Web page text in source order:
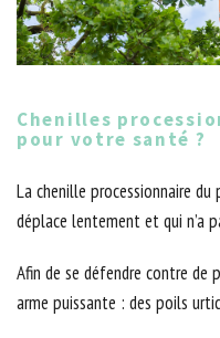
Chenilles
pour votre santé ?
La chenille processionnaire
déplace lentement et qui n’a
Afin de se défendre contre de
arme puissante : des poils